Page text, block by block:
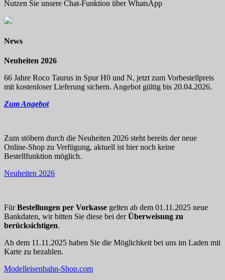
Nutzen Sie unsere Chat-Funktion über WhatsApp
News
Neuheiten 2026
66 Jahre Roco Taurus in Spur H0 und N, jetzt zum Vorbestellpreis
mit kostenloser Lieferung sichern. Angebot gültig bis 20.04.2026.
Zum Angebot
Zum stöbern durch die Neuheiten 2026 steht bereits der neue
Online-Shop zu Verfügung, aktuell ist hier noch keine
Bestellfunktion möglich.
Neuheiten 2026
FürBestellungen per Vorkasse gelten ab dem 01.11.2025 neue
Bankdaten, wir bitten Sie diese bei derÜberweisung zu
berücksichtigen.
Ab dem 11.11.2025 haben Sie die Möglichkeit bei uns im Laden mit
Karte zu bezahlen.
Modelleisenbahn-Shop.com